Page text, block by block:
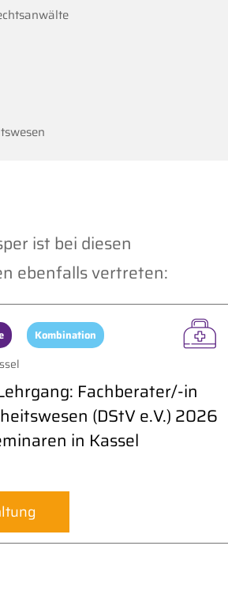
ist bei diesen
ebenfalls vertreten:
Kombination
Fachberater/-in
(DStV e.V.) 2026
in Kassel